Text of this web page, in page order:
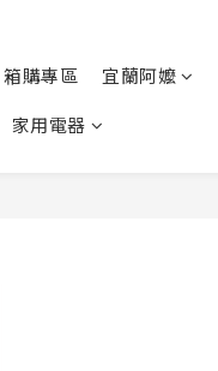
箱購專區 宜蘭阿嬤
家用電器